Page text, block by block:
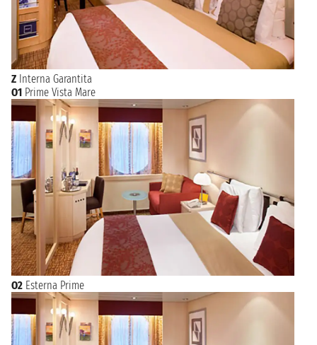
Z Interna Garantita
O1 Prime Vista Mare
O2 Esterna Prime